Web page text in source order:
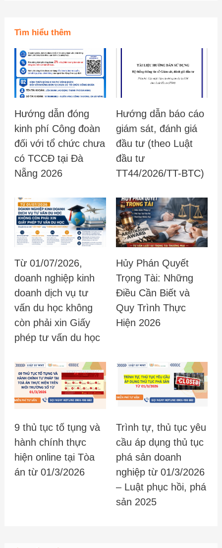
Tìm hiểu thêm
Hướng dẫn đóng
kinh phí Công đoàn
đối với tổ chức chưa
có TCCĐ tại Đà
Nẵng 2026
Hướng dẫn báo cáo
giám sát, đánh giá
đầu tư (theo Luật
đầu tư
TT44/2026/TT-BTC)
Từ 01/07/2026,
doanh nghiệp kinh
doanh dịch vụ tư
vấn du học không
còn phải xin Giấy
phép tư vấn du học
Hủy Phán Quyết
Trọng Tài: Những
Điều Cần Biết và
Quy Trình Thực
Hiện 2026
9 thủ tục tố tụng và
hành chính thực
hiện online tại Tòa
án từ 01/3/2026
Trình tự, thủ tục yêu
cầu áp dụng thủ tục
phá sản doanh
nghiệp từ 01/3/2026
– Luật phục hồi, phá
sản 2025